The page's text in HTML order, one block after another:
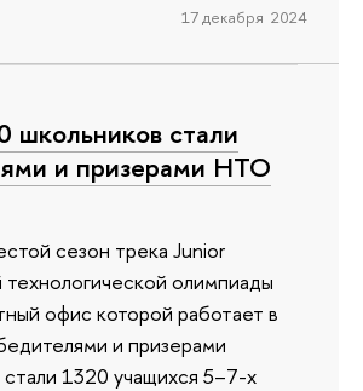
17 декабря 2024
школьников стали
и призерами НТО
сезон трека Junior
олимпиады
офис которой работает в
и призерами
1320 учащихся 5–7-х